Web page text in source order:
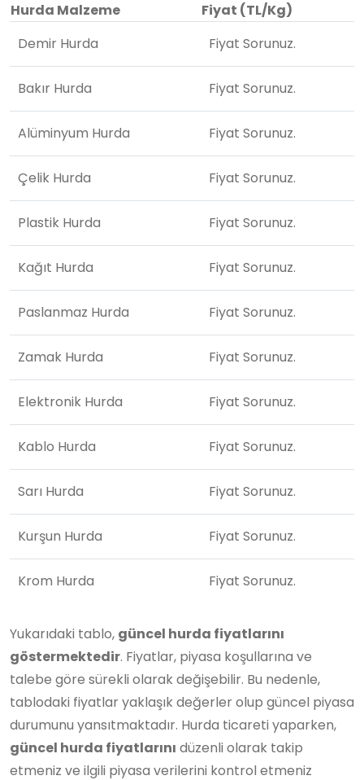
Hurda Malzeme
Fiyat (TL/Kg)
Demir Hurda
Fiyat Sorunuz.
Bakır Hurda Fiyat Sorunuz.
Alüminyum Hurda Fiyat Sorunuz.
Çelik Hurda Fiyat Sorunuz.
Plastik Hurda Fiyat Sorunuz.
Kağıt Hurda Fiyat Sorunuz.
Paslanmaz Hurda Fiyat Sorunuz.
Zamak Hurda Fiyat Sorunuz.
Elektronik Hurda Fiyat Sorunuz.
Kablo Hurda Fiyat Sorunuz.
Sarı Hurda Fiyat Sorunuz.
Kurşun Hurda Fiyat Sorunuz.
Krom Hurda Fiyat Sorunuz.
Yukarıdaki tablo, güncel hurda fiyatlarını
göstermektedir. Fiyatlar, piyasa koşullarına ve
talebe göre sürekli olarak değişebilir. Bu nedenle,
tablodaki fiyatlar yaklaşık değerler olup güncel piyasa
durumunu yansıtmaktadır. Hurda ticareti yaparken,
güncel hurda fiyatlarını düzenli olarak takip
etmeniz ve ilgili piyasa verilerini kontrol etmeniz